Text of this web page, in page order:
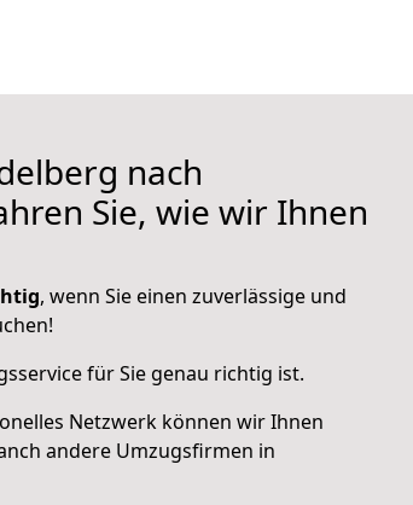
nach
Sie, wie wir Ihnen
, wenn Sie einen zuverlässige und
für Sie genau richtig ist.
Netzwerk können wir Ihnen
andere Umzugsfirmen in